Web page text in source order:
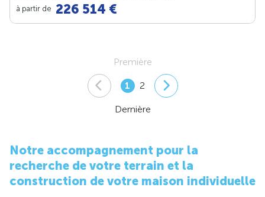
à partir de 226 514 €
Première
1 2
Dernière
Notre accompagnement pour la
recherche de votre terrain et la
construction de votre maison individuelle